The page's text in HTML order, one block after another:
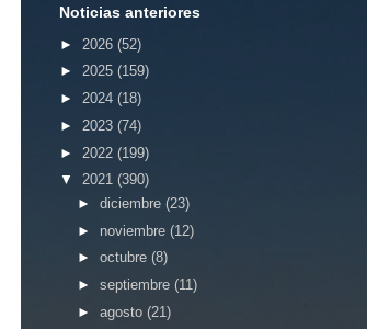
Noticias anteriores
► 2026 (52)
► 2025 (159)
► 2024 (18)
► 2023 (74)
► 2022 (199)
▼ 2021 (390)
► diciembre (23)
► noviembre (12)
► octubre (8)
► septiembre (11)
► agosto (21)